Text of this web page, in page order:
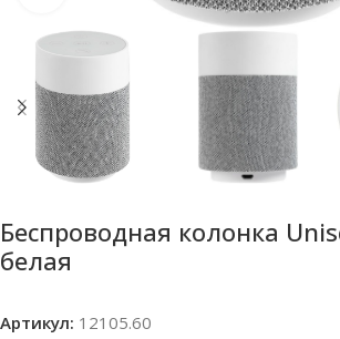
Беспроводная колонка
белая
Артикул: 12105.60